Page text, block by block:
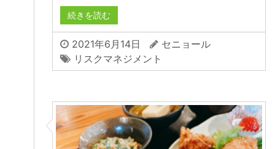
続きを読む
2021年6月14日
セニョール
リスクマネジメント